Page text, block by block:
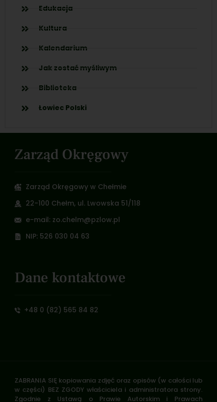
Edukacja
Kultura
Kalendarium
Jak zostać myśliwym
Biblioteka
Łowiec Polski
Zarząd Okręgowy
Zarząd Okręgowy w Chełmie
22-100 Chełm, ul. Lwowska 51/118
e-mail: zo.chelm@pzlow.pl
NIP: 526 030 04 63
Dane kontaktowe
+48 0 (82) 565 84 82
ZABRANIA SIĘ kopiowania zdjęć oraz opisów (w całości lub
w części) BEZ ZGODY właściciela i administratora strony.
Zgodnie z Ustawą o Prawie Autorskim i Prawach